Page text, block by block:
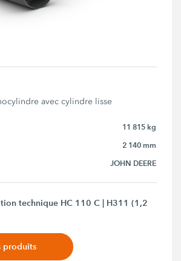
avec cylindre lisse
11 815 kg
2 140 mm
JOHN DEERE
technique HC 110 C | H311 (1,2
produits